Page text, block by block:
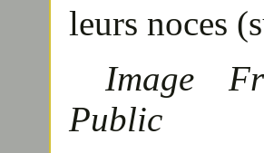
leurs noces
Image
Public